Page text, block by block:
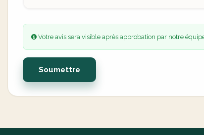
Votre avis sera visible après approbation par notre
Soumettre